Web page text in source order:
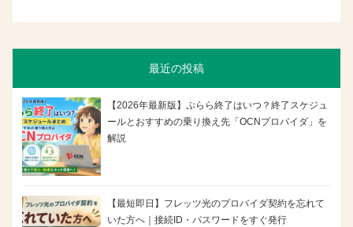
最近の投稿
【2026年最新版】ぷらら終了はいつ？終了スケジュ
ールとおすすめの乗り換え先「OCNプロバイダ」を
解説
【最短即日】フレッツ光のプロバイダ契約を忘れて
いた方へ｜接続ID・パスワードをすぐ発行